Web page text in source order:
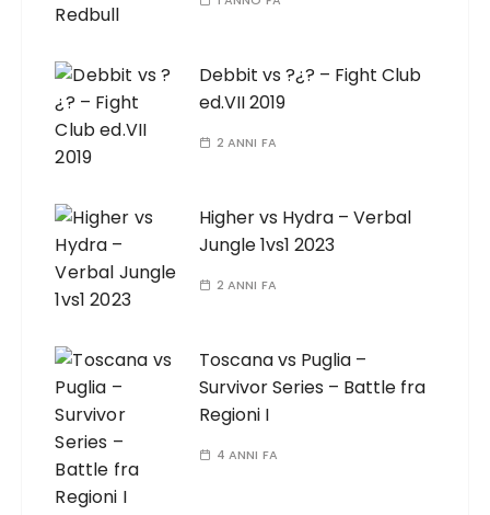
Debbit vs ?¿? – Fight Club
ed.VII 2019
2 ANNI FA
Higher vs Hydra – Verbal
Jungle 1vs1 2023
2 ANNI FA
Toscana vs Puglia –
Survivor Series – Battle fra
Regioni I
4 ANNI FA